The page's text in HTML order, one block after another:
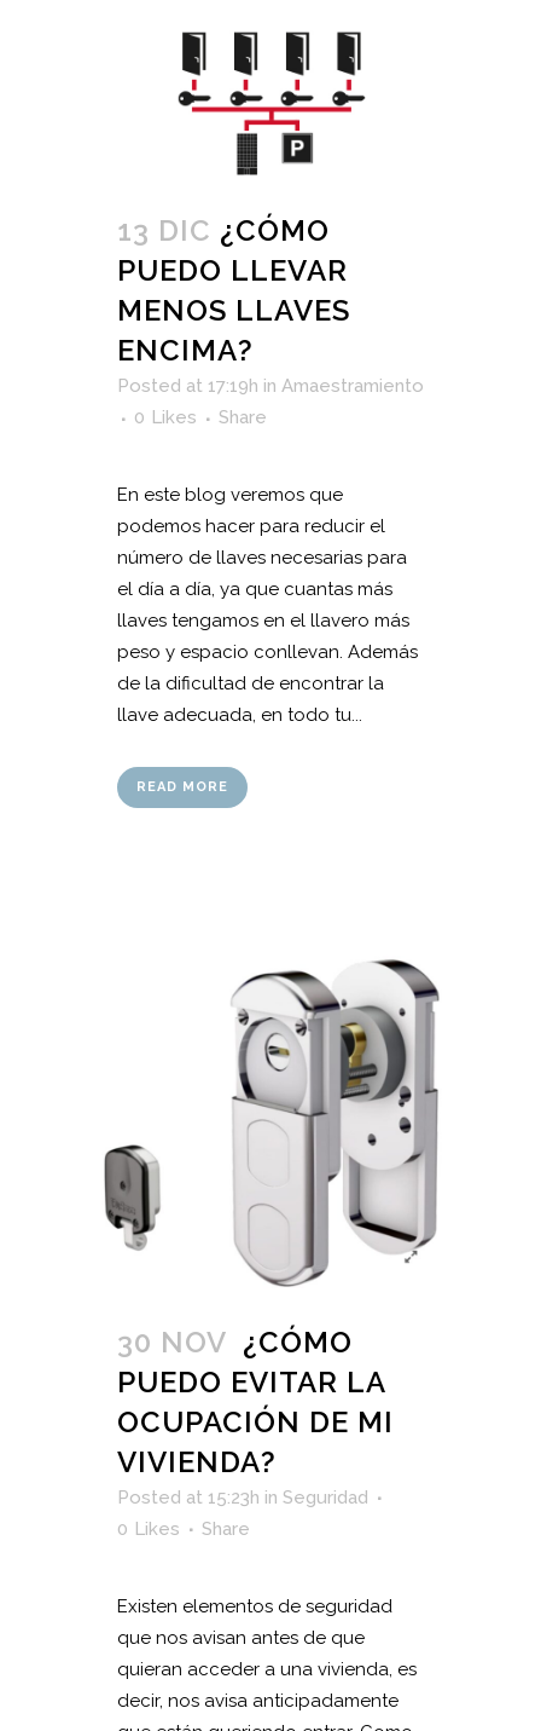
13 DIC ¿CÓMO
PUEDO LLEVAR
MENOS LLAVES
ENCIMA?
Posted at 17:19h in Amaestramiento
0 Likes Share
En este blog veremos que
podemos hacer para reducir el
número de llaves necesarias para
el día a día, ya que cuantas más
llaves tengamos en el llavero más
peso y espacio conllevan. Además
de la dificultad de encontrar la
llave adecuada, en todo tu...
READ MORE
30 NOV ¿CÓMO
PUEDO EVITAR LA
OCUPACIÓN DE MI
VIVIENDA?
Posted at 15:23h in Seguridad
0 Likes Share
Existen elementos de seguridad
que nos avisan antes de que
quieran acceder a una vivienda, es
decir, nos avisa anticipadamente